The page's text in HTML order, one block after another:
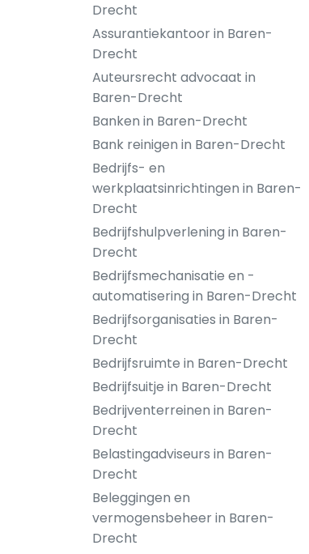
Drecht
Assurantiekantoor in Baren-
Drecht
Auteursrecht advocaat in
Baren-Drecht
Banken in Baren-Drecht
Bank reinigen in Baren-Drecht
Bedrijfs- en
werkplaatsinrichtingen in Baren-
Drecht
Bedrijfshulpverlening in Baren-
Drecht
Bedrijfsmechanisatie en -
automatisering in Baren-Drecht
Bedrijfsorganisaties in Baren-
Drecht
Bedrijfsruimte in Baren-Drecht
Bedrijfsuitje in Baren-Drecht
Bedrijventerreinen in Baren-
Drecht
Belastingadviseurs in Baren-
Drecht
Beleggingen en
vermogensbeheer in Baren-
Drecht